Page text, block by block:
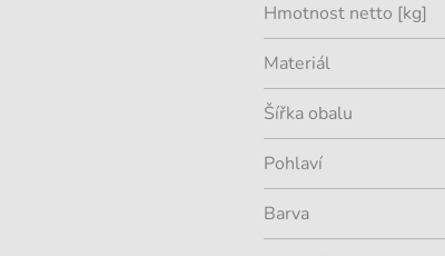
Hmotnost netto [kg]
Materiál
Šířka obalu
Pohlaví
Barva